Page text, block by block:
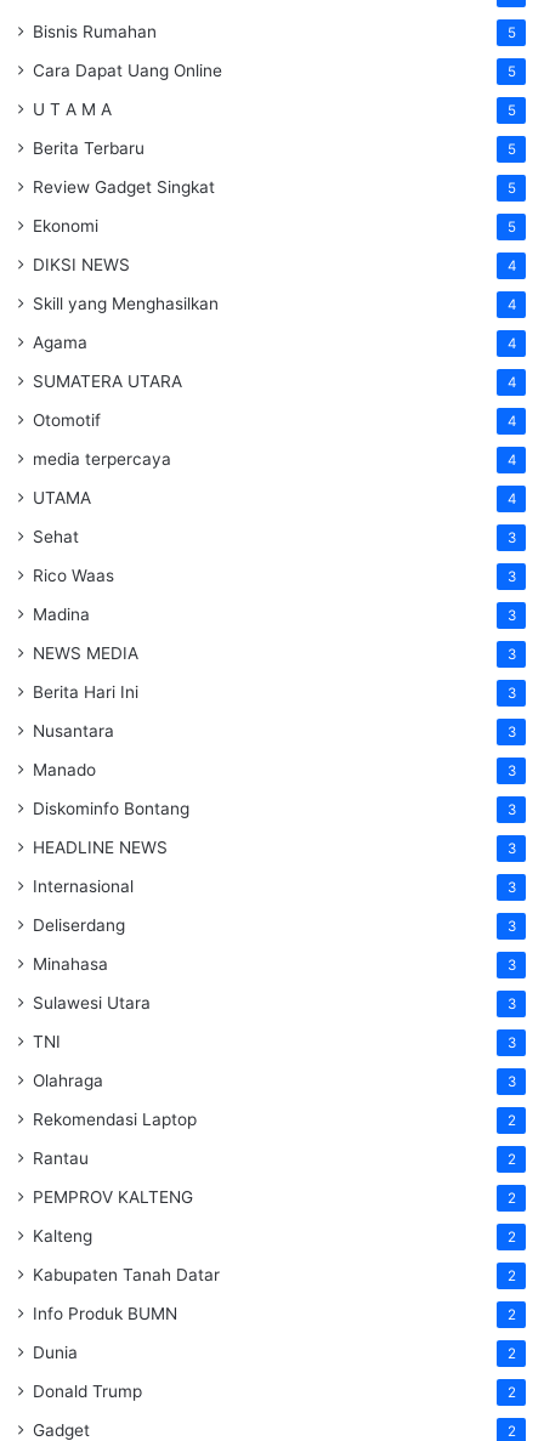
Bisnis Rumahan 5
Cara Dapat Uang Online 5
U T A M A 5
Berita Terbaru 5
Review Gadget Singkat 5
Ekonomi 5
DIKSI NEWS 4
Skill yang Menghasilkan 4
Agama 4
SUMATERA UTARA 4
Otomotif 4
media terpercaya 4
UTAMA 4
Sehat 3
Rico Waas 3
Madina 3
NEWS MEDIA 3
Berita Hari Ini 3
Nusantara 3
Manado 3
Diskominfo Bontang 3
HEADLINE NEWS 3
Internasional 3
Deliserdang 3
Minahasa 3
Sulawesi Utara 3
TNI 3
Olahraga 3
Rekomendasi Laptop 2
Rantau 2
PEMPROV KALTENG 2
Kalteng 2
Kabupaten Tanah Datar 2
Info Produk BUMN 2
Dunia 2
Donald Trump 2
Gadget 2